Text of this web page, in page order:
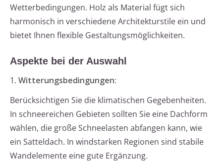
Wetterbedingungen. Holz als Material fügt sich
harmonisch in verschiedene Architekturstile ein und
bietet Ihnen flexible Gestaltungsmöglichkeiten.
Aspekte bei der Auswahl
1. Witterungsbedingungen:
Berücksichtigen Sie die klimatischen Gegebenheiten.
In schneereichen Gebieten sollten Sie eine Dachform
wählen, die große Schneelasten abfangen kann, wie
ein Satteldach. In windstarken Regionen sind stabile
Wandelemente eine gute Ergänzung.